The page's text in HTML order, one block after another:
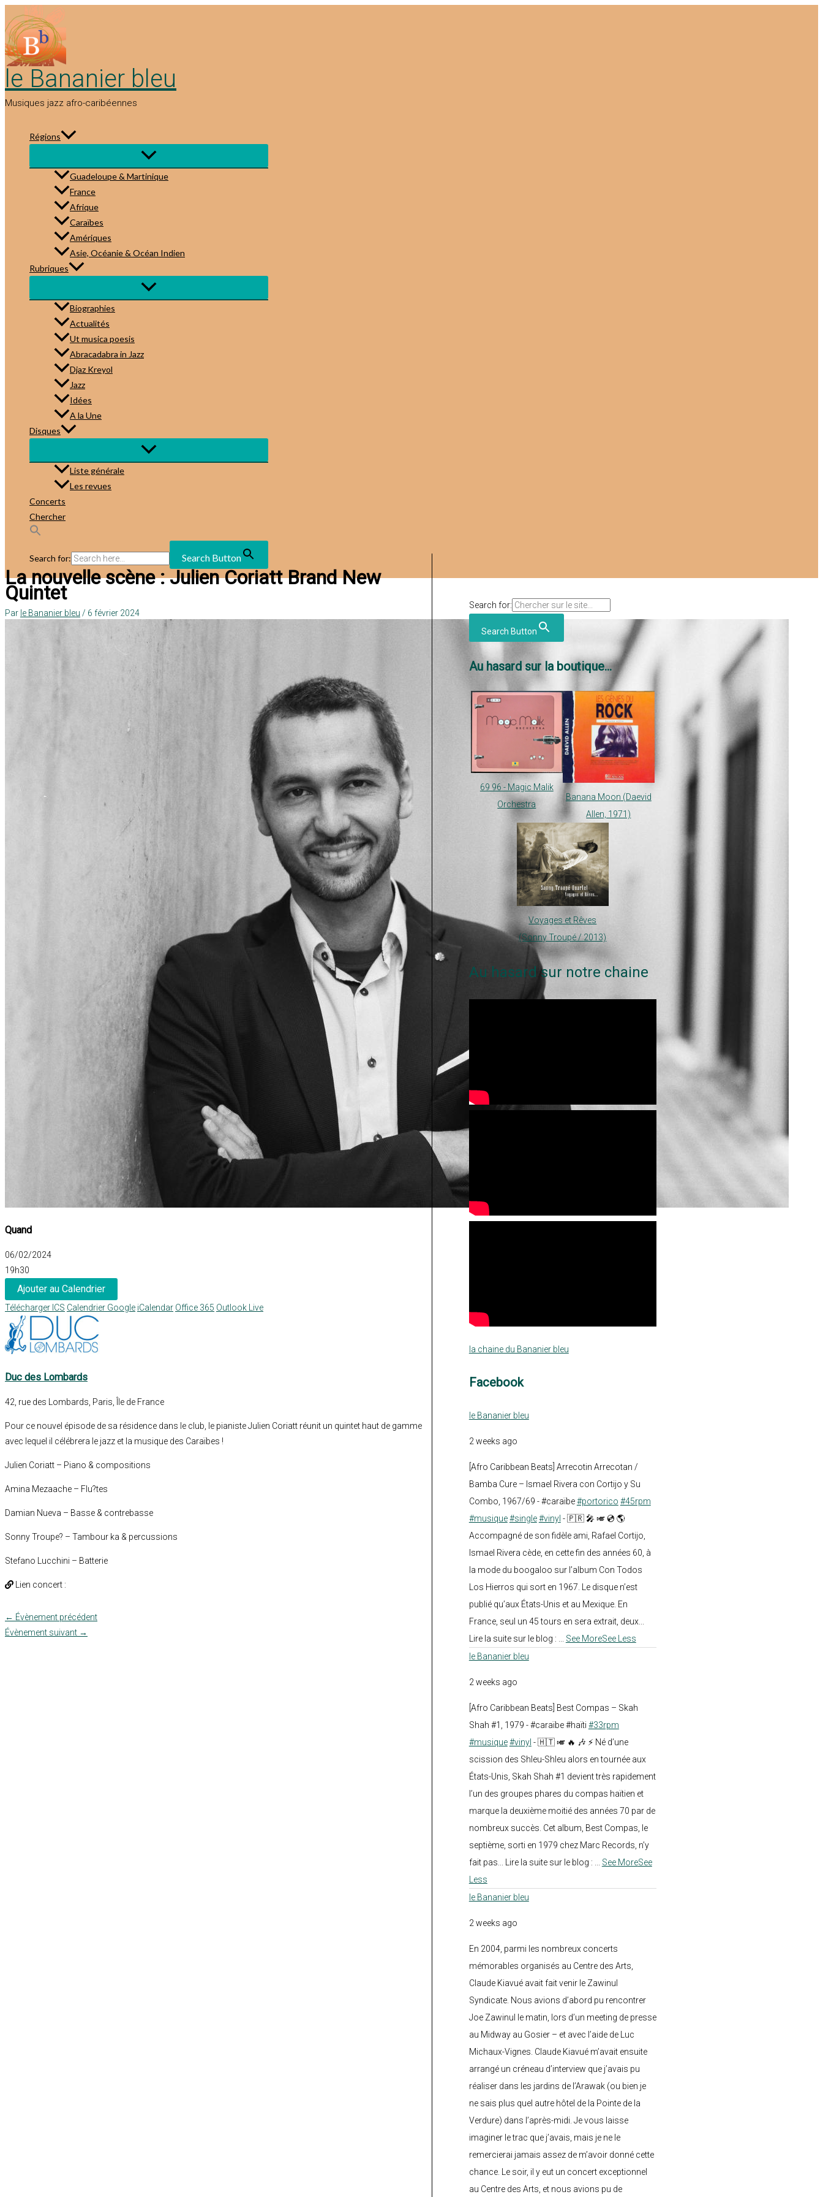
au
contenu
le Bananier bleu
Musiques jazz afro-caribéennes
Régions
Guadeloupe & Martinique
France
Afrique
Caraïbes
Amériques
Asie, Océanie & Océan Indien
Rubriques
Biographies
Actualités
Ut musica poesis
Abracadabra in Jazz
Djaz Kreyol
Jazz
Idées
A la Une
Disques
Liste générale
Les revues
Concerts
Chercher
Search for: Search Button
La nouvelle scène : Julien Coriatt Brand New
Quintet
Par le Bananier bleu / 6 février 2024
Quand
06/02/2024
19h30
Ajouter au Calendrier
Télécharger ICS Calendrier Google iCalendar Office 365 Outlook Live
Duc des Lombards
42, rue des Lombards, Paris, Île de France
Pour ce nouvel épisode de sa résidence dans le club, le pianiste Julien Coriatt réunit un quintet haut de gamme
avec lequel il célébrera le jazz et la musique des Caraïbes !
Julien Coriatt – Piano & compositions
Amina Mezaache – Flu?tes
Damian Nueva – Basse & contrebasse
Sonny Troupe? – Tambour ka & percussions
Stefano Lucchini – Batterie
Lien concert :
← Évènement précédent
Évènement suivant →
Search for:
Search Button
Au hasard sur la boutique...
69 96 - Magic Malik
Orchestra
Banana Moon (Daevid
Allen, 1971)
Voyages et Rêves
(Sonny Troupé / 2013)
Au hasard sur notre chaine
la chaine du Bananier bleu
Facebook
le Bananier bleu
2 weeks ago
[Afro Caribbean Beats] Arrecotin Arrecotan /
Bamba Cure – Ismael Rivera con Cortijo y Su
Combo, 1967/69 - #caraïbe#portorico #45rpm
#musique #single #vinyl - 🇵🇷 🎤 🎺 💿 🌎
Accompagné de son fidèle ami, Rafael Cortijo,
Ismael Rivera cède, en cette fin des années 60, à
la mode du boogaloo sur l’album Con Todos
Los Hierros qui sort en 1967. Le disque n’est
publié qu’aux États-Unis et au Mexique. En
France, seul un 45 tours en sera extrait, deux...
Lire la suite sur le blog :
See MoreSee Less
le Bananier bleu
2 weeks ago
[Afro Caribbean Beats] Best Compas – Skah
Shah #1, 1979 - #caraïbe #haïti #33rpm
#musique #vinyl - 🇭🇹 🎺 🔥 🎶 ⚡ Né d’une
scission des Shleu-Shleu alors en tournée aux
États-Unis, Skah Shah #1 devient très rapidement
l’un des groupes phares du compas haïtien et
marque la deuxième moitié des années 70 par de
nombreux succès. Cet album, Best Compas, le
septième, sorti en 1979 chez Marc Records, n’y
fait pas... Lire la suite sur le blog :
See MoreSee
Less
le Bananier bleu
2 weeks ago
En 2004, parmi les nombreux concerts
mémorables organisés au Centre des Arts,
Claude Kiavué avait fait venir le Zawinul
Syndicate. Nous avions d’abord pu rencontrer
Joe Zawinul le matin, lors d’un meeting de presse
au Midway au Gosier – et avec l’aide de Luc
Michaux-Vignes. Claude Kiavué m’avait ensuite
arrangé un créneau d’interview que j’avais pu
réaliser dans les jardins de l’Arawak (ou bien je
ne sais plus quel autre hôtel de la Pointe de la
Verdure) dans l’après-midi. Je vous laisse
imaginer le trac que j’avais, mais je ne le
remercierai jamais assez de m’avoir donné cette
chance. Le soir, il y eut un concert exceptionnel
au Centre des Arts, et nous avions pu de